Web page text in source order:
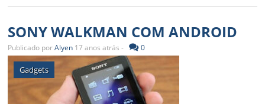
SONY WALKMAN COM ANDROID
Publicado porAlyen 17 anos atrás - 0
Gadgets